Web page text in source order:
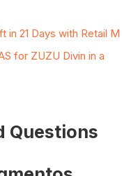
in 21 Days with Retail M
for ZUZU Divin in a
Questions